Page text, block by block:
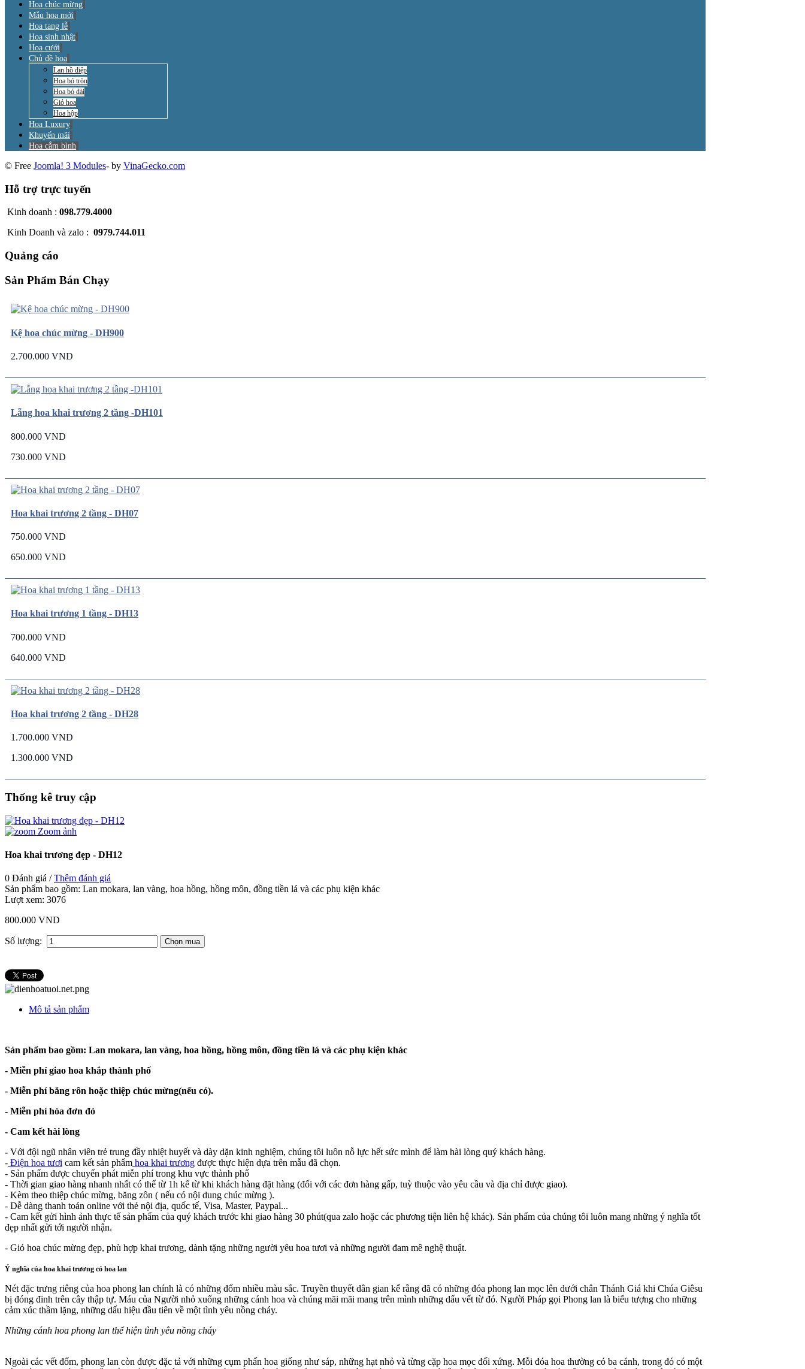
Hoa chúc mừng
Mẫu hoa mới
Hoa tang lễ
Hoa sinh nhật
Hoa cưới
Chủ đề hoa
Lan hồ điệp
Hoa bó tròn
Hoa bó dài
Giỏ hoa
Hoa hộp
Hoa Luxury
Khuyến mãi
Hoa cắm bình
© Free Joomla! 3 Modules- by VinaGecko.com
Hỗ trợ trực tuyến
Kinh doanh : 098.779.4000
Kinh Doanh và zalo : 0979.744.011
Quảng cáo
Sản Phẩm Bán Chạy
Kệ hoa chúc mừng - DH900
2.700.000 VND
Lẵng hoa khai trương 2 tầng -DH101
800.000 VND
730.000 VND
Hoa khai trương 2 tầng - DH07
750.000 VND
650.000 VND
Hoa khai trương 1 tầng - DH13
700.000 VND
640.000 VND
Hoa khai trương 2 tầng - DH28
1.700.000 VND
1.300.000 VND
Thống kê truy cập
Zoom ảnh
Hoa khai trương đẹp - DH12
0 Đánh giá /Thêm đánh giá
Sản phẩm bao gồm: Lan mokara, lan vàng, hoa hồng, hồng môn, đồng tiền lá và các phụ kiện khác
Lượt xem: 3076
800.000 VND
Số lượng:
Mô tả sản phẩm
Sản phẩm bao gồm: Lan mokara, lan vàng, hoa hồng, hồng môn, đồng tiền lá và các phụ kiện khác
- Miễn phí giao hoa khắp thành phố
- Miễn phí băng rôn hoặc thiệp chúc mừng(nếu có).
- Miễn phí hóa đơn đỏ
- Cam kết hài lòng
- Với đội ngũ nhân viên trẻ trung đầy nhiệt huyết và dày dặn kinh nghiệm, chúng tôi luôn nỗ lực hết sức mình để làm hài lòng quý khách hàng.
- Điện hoa tươi cam kết sản phẩm hoa khai trương được thực hiện dựa trên mẫu đã chọn.
- Sản phẩm được chuyển phát miễn phí trong khu vực thành phố
- Thời gian giao hàng nhanh nhất có thể từ 1h kể từ khi khách hàng đặt hàng (đối với các đơn hàng gấp, tuỳ thuộc vào yêu cầu và địa chỉ được giao).
- Kèm theo thiệp chúc mừng, băng zôn ( nếu có nội dung chúc mừng ).
- Dễ dàng thanh toán online với thẻ nội địa, quốc tế, Visa, Master, Paypal...
- Cam kết gửi hình ảnh thực tế sản phẩm của quý khách trước khi giao hàng 30 phút(qua zalo hoặc các phương tiện liên hệ khác). Sản phẩm của chúng tôi luôn mang những ý nghĩa tốt
đẹp nhất gửi tới người nhận.
- Giỏ hoa chúc mừng đẹp, phù hợp khai trương, dành tặng những người yêu hoa tươi và những người đam mê nghệ thuật.
Ý nghĩa của hoa khai trương có hoa lan
Nét đặc trưng riêng của hoa phong lan chính là có những đốm nhiều màu sắc. Truyền thuyết dân gian kể rằng đã có những đóa phong lan mọc lên dưới chân Thánh Giá khi Chúa Giêsu
bị đóng đinh trên cây thập tự. Máu của Người nhỏ xuống những cánh hoa và chúng mãi mãi mang trên mình những dấu vết từ đó. Người Pháp gọi Phong lan là biểu tượng cho những
cảm xúc thầm lặng, những dấu hiệu đầu tiên về một tình yêu nồng cháy.
Những cánh hoa phong lan thể hiện tình yêu nồng cháy
Ngoài các vết đốm, phong lan còn được đặc tả với những cụm phấn hoa giống như sáp, những hạt nhỏ và từng cặp hoa mọc đối xứng. Mỗi đóa hoa thường có ba cánh, trong đó có một